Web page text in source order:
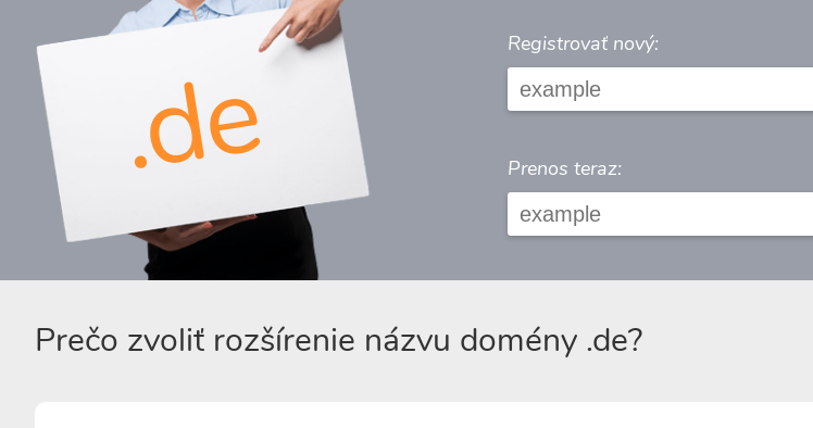
.de Registrovať nový:
Prenos teraz:
Prečo zvoliť rozšírenie názvu domény .de?